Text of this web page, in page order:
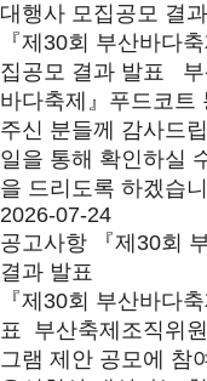
대행사 모집공모 결
『제30회 부산바다
집공모 결과 발표 부
바다축제』푸드코트
주신 분들께 감사드
일을 통해 확인하실
을 드리도록 하겠습
2026-07-24
공고사항
『제30회
결과 발표
『제30회 부산바다
표 부산축제조직위
그램 제안 공모에 참